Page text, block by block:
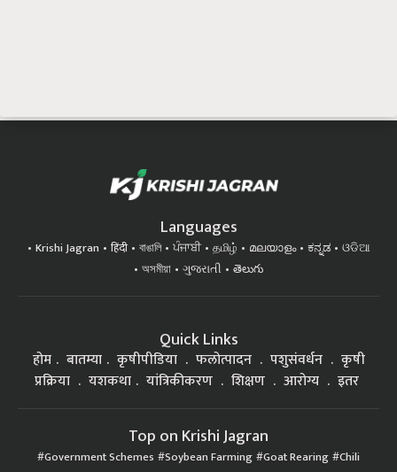
Languages
Krishi Jagran हिंदी বাঙালি ਪੰਜਾਬੀ தமிழ் മലയാളം ಕನ್ನಡ
ଓଡିଆ
অসমীয়া
ગુજરાતી తెలుగు
Quick Links
होम बातम्या कृषीपीडिया फलोत्पादन पशुसंवर्धन
कृषी
प्रक्रिया
यशकथा यांत्रिकीकरण शिक्षण आरोग्य इतर
Top on Krishi Jagran
Government Schemes Soybean Farming Goat Rearing Chili